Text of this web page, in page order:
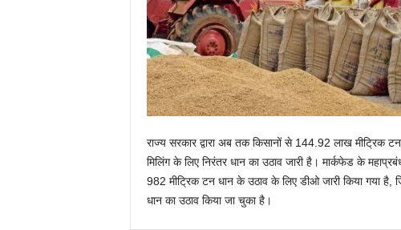
राज्य सरकार द्वारा अब तक किसानों से 144.92 लाख मीट्रिक
मिलिंग के लिए निरंतर धान का उठाव जारी है। मार्कफेड के
982 मीट्रिक टन धान के उठाव के लिए डीओ जारी किया गया है,
धान का उठाव किया जा चुका है।